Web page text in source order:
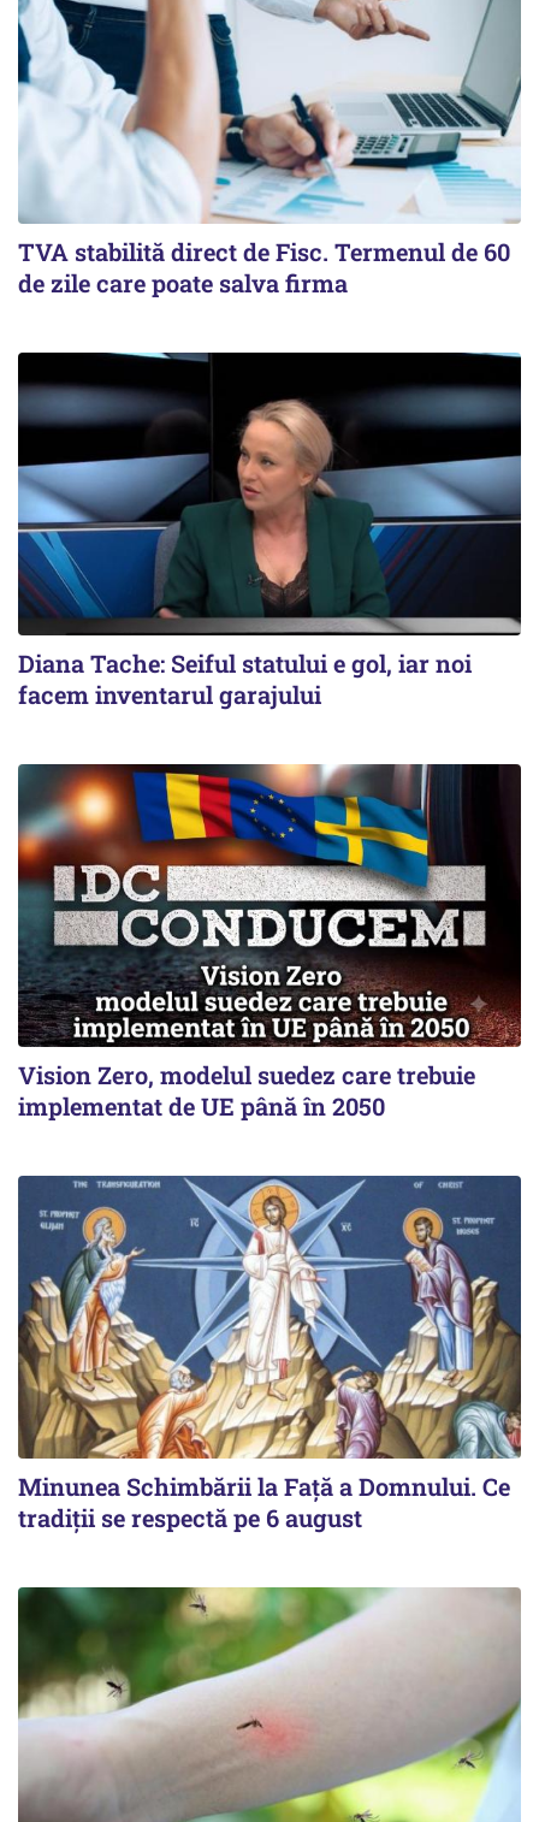
TVA stabilită direct de Fisc. Termenul de 60
de zile care poate salva firma
Diana Tache: Seiful statului e gol, iar noi
facem inventarul garajului
Vision Zero, modelul suedez care trebuie
implementat de UE până în 2050
Minunea Schimbării la Față a Domnului. Ce
tradiții se respectă pe 6 august